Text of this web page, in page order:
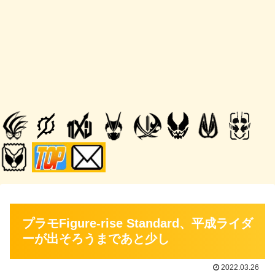
プラモFigure-rise Standard、平成ライダ
ーが出そろうまであと少し
2022.03.26